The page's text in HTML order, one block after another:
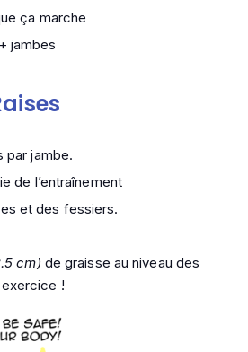
ça marche
jambes
par jambe.
de l’entraînement
et des fessiers.
cm) de graisse au niveau des
!